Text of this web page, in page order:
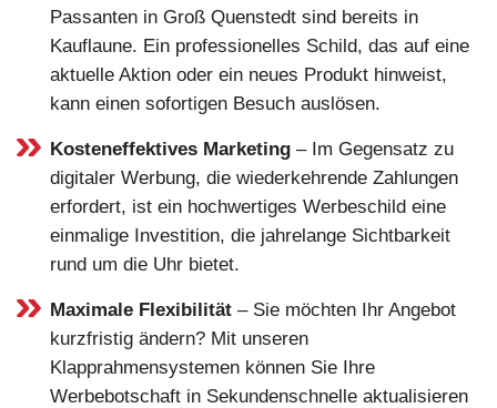
Passanten in Groß Quenstedt sind bereits in
Kauflaune. Ein professionelles Schild, das auf eine
aktuelle Aktion oder ein neues Produkt hinweist,
kann einen sofortigen Besuch auslösen.
Kosteneffektives Marketing – Im Gegensatz zu
digitaler Werbung, die wiederkehrende Zahlungen
erfordert, ist ein hochwertiges Werbeschild eine
einmalige Investition, die jahrelange Sichtbarkeit
rund um die Uhr bietet.
Maximale Flexibilität – Sie möchten Ihr Angebot
kurzfristig ändern? Mit unseren
Klapprahmensystemen können Sie Ihre
Werbebotschaft in Sekundenschnelle aktualisieren